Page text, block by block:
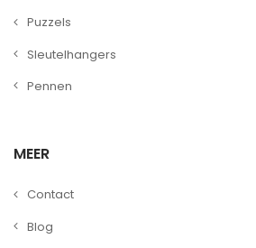
Puzzels
Sleutelhangers
Pennen
MEER
Contact
Blog